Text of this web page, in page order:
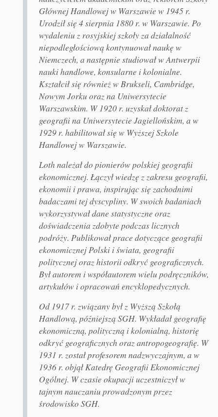
Głównej Handlowej w Warszawie w 1945 r.
Urodził się 4 sierpnia 1880 r. w Warszawie. Po
wydaleniu z rosyjskiej szkoły za działalność
niepodległościową kontynuował naukę w
Niemczech, a następnie studiował w Antwerpii
nauki handlowe, konsularne i kolonialne.
Kształcił się również w Brukseli, Cambridge,
Nowym Jorku oraz na Uniwersytecie
Warszawskim. W 1920 r. uzyskał doktorat z
geografii na Uniwersytecie Jagiellońskim, a w
1929 r. habilitował się w Wyższej Szkole
Handlowej w Warszawie.
Loth należał do pionierów polskiej geografii
ekonomicznej. Łączył wiedzę z zakresu geografii,
ekonomii i prawa, inspirując się zachodnimi
badaczami tej dyscypliny. W swoich badaniach
wykorzystywał dane statystyczne oraz
doświadczenia zdobyte podczas licznych
podróży. Publikował prace dotyczące geografii
ekonomicznej Polski i świata, geografii
politycznej oraz historii odkryć geograficznych.
Był autorem i współautorem wielu podręczników,
artykułów i opracowań encyklopedycznych.
Od 1917 r. związany był z Wyższą Szkołą
Handlową, późniejszą SGH. Wykładał geografię
ekonomiczną, polityczną i kolonialną, historię
odkryć geograficznych oraz antropogeografię. W
1931 r. został profesorem nadzwyczajnym, a w
1936 r. objął Katedrę Geografii Ekonomicznej
Ogólnej. W czasie okupacji uczestniczył w
tajnym nauczaniu prowadzonym przez
środowisko SGH.